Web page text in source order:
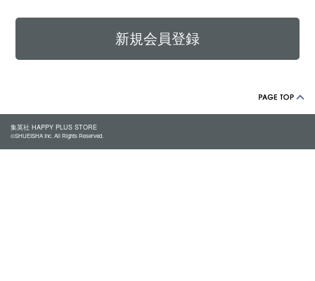
集英社 HAPPY PLUS STORE
©SHUEISHA Inc. All Rights Reserved.